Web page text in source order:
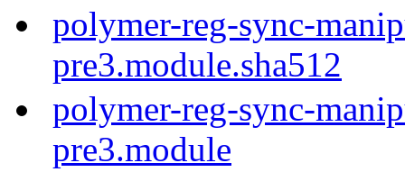
polymer-reg-sync-
pre3.module.sha512
polymer-reg-sync-
pre3.module